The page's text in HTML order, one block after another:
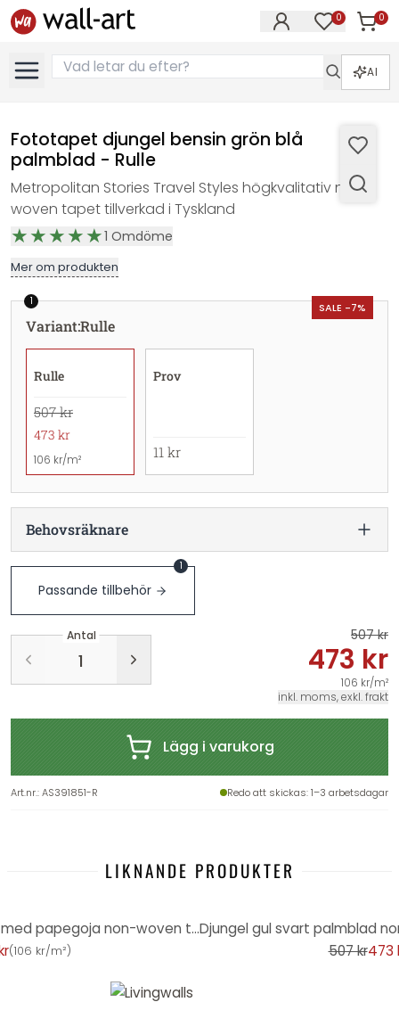
0 0
AI
Fototapet djungel bensin grön blå
palmblad - Rulle
Metropolitan Stories Travel Styles högkvalitativ non-
woven tapet tillverkad i Tyskland
1 Omdöme
Mer om produkten
SALE -7%
1
Variant:Rulle
Rulle
507 kr
473 kr
106 kr/m²
Prov
11 kr
Behovsräknare
Passande tillbehör
1
Antal 507 kr
473 kr
106 kr/m²
inkl. moms, exkl. frakt
Lägg i varukorg
Art.nr.:AS391851-R Redo att skickas: 1–3 arbetsdagar
LIKNANDE PRODUKTER
Djungel tapet palmer grönblå med papegoja non-woven tapet vardagsrum
(106 kr/m²) 507 kr473